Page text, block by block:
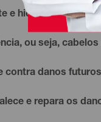
e hidratante aos fios.
ou seja, cabelos
contra danos
e repara os